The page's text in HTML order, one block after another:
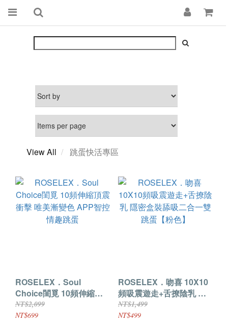
View All 跳蛋快活專區
ROSELEX．Soul
Choice閨覓 10頻伸縮頂
震衝擊 唯美漸變色 APP智
控情趣跳蛋
NT$2,099
NT$699
ROSELEX．吻喜 10X10
頻吸震遊走+舌撩陰乳 隱
密盒裝舔吸二合一雙跳蛋
【粉色】
NT$1,499
NT$499